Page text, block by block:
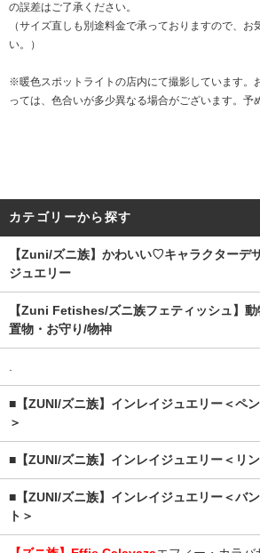
の誤差はご了承ください。
（サイズ直しも別途料金で承っておりますので、お
い。）
※暖色スポットライトの店内にて撮影しています。
っては、色合いが多少異なる場合がございます。予
カテゴリーから探す
【Zuni/ズニ族】かわいい♡キャラクターデ
ジュエリー
【Zuni Fetishes/ズニ族フェティッシュ】
置物・お守り/物神
.
■【ZUNI/ズニ族】インレイジュエリー＜ペ
＞
■【ZUNI/ズニ族】インレイジュエリー＜リ
■【ZUNI/ズニ族】インレイジュエリー＜バ
ト＞